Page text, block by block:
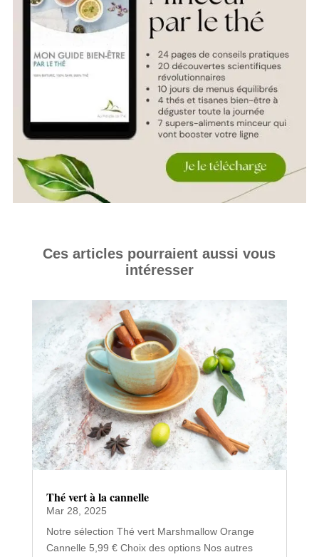
Ces articles pourraient aussi vous
intéresser
Thé vert à la cannelle
Mar 28, 2025
Notre sélection Thé vert Marshmallow Orange
Cannelle 5,99 € Choix des options Nos autres